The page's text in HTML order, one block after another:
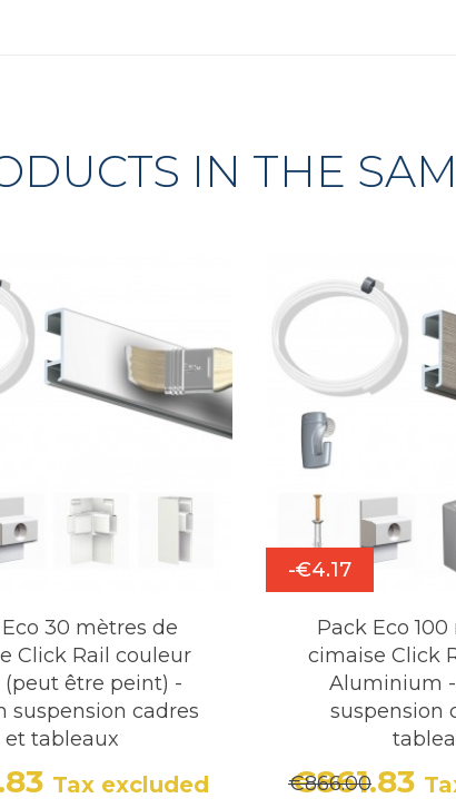
IN THE
30 mètres de
Click Rail couleur
(peut être peint) -
suspension cadres
et tableaux
Price
Tax excluded
Regular price
-€4.17
Pack Eco
cimaise Click
Aluminium
suspension
€861.83
€866.00